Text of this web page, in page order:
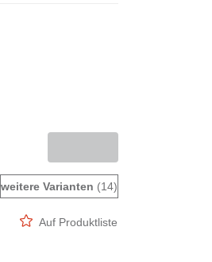
weitere Varianten (14)
Auf Produktliste